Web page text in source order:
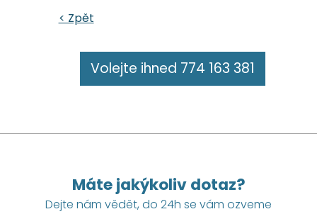
< Zpět
Volejte ihned 774 163 381
Máte jakýkoliv dotaz?
Dejte nám vědět, do 24h se vám ozveme